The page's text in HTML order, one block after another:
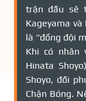
trận đấu sẽ
Kageyama
là “đồng đội
Khi có nhân
Hinata
Shoyo, đối
Chặn Bóng.